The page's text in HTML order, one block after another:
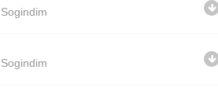
Sogindim
Sogindim